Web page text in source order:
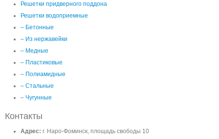
Решетки придверного поддона
Решетки водоприемные
– Бетонные
– Из нержавейки
– Медные
– Пластиковые
– Полиамидные
– Стальные
– Чугунные
Контакты
Адрес: г. Наро-Фоминск, площадь свободы 10